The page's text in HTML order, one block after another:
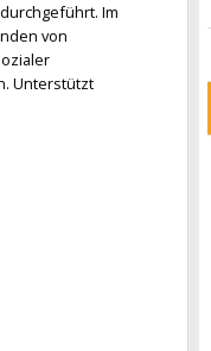
Im
von
Unterstützt